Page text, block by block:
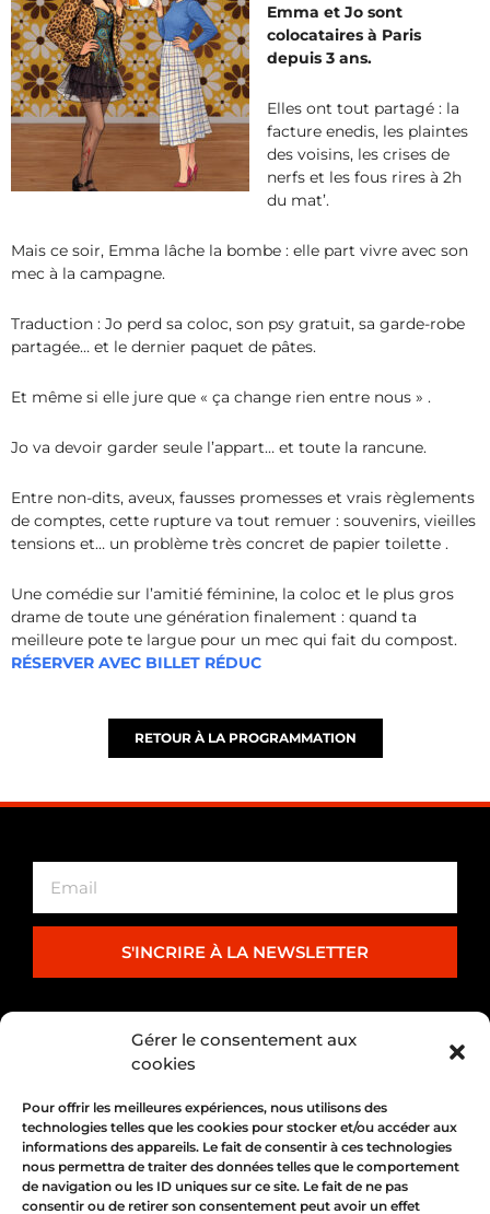
Gérer le consentement aux
cookies
Pour offrir les meilleures expériences, nous utilisons des
technologies telles que les cookies pour stocker et/ou accéder aux
informations des appareils. Le fait de consentir à ces technologies
nous permettra de traiter des données telles que le comportement
de navigation ou les ID uniques sur ce site. Le fait de ne pas
consentir ou de retirer son consentement peut avoir un effet
Emma et Jo sont
colocataires à Paris
depuis 3 ans.
Elles ont tout partagé : la
facture enedis, les plaintes
des voisins, les crises de
nerfs et les fous rires à 2h
du mat’.
Mais ce soir, Emma lâche la bombe : elle part vivre avec son
mec à la campagne.
Traduction : Jo perd sa coloc, son psy gratuit, sa garde-robe
partagée… et le dernier paquet de pâtes.
Et même si elle jure que « ça change rien entre nous » .
Jo va devoir garder seule l’appart… et toute la rancune.
Entre non-dits, aveux, fausses promesses et vrais règlements
de comptes, cette rupture va tout remuer : souvenirs, vieilles
tensions et… un problème très concret de papier toilette .
Une comédie sur l’amitié féminine, la coloc et le plus gros
drame de toute une génération finalement : quand ta
meilleure pote te largue pour un mec qui fait du compost.
RÉSERVER AVEC BILLET RÉDUC
RETOUR À LA PROGRAMMATION
S'INCRIRE À LA NEWSLETTER
PARTENARIAT